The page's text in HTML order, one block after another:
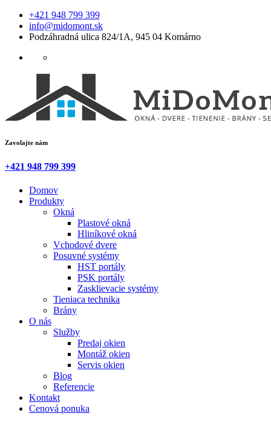
+421 948 799 399
info@midomont.sk
Podzáhradná ulica 824/1A, 945 04 Komárno
Zavolajte nám
+421 948 799 399
Domov
Produkty
Okná
Plastové okná
Hliníkové okná
Vchodové dvere
Posuvné systémy
HST portály
PSK portály
Zasklievacie systémy
Tieniaca technika
Brány
O nás
Služby
Predaj okien
Montáž okien
Servis okien
Blog
Referencie
Kontakt
Cenová ponuka